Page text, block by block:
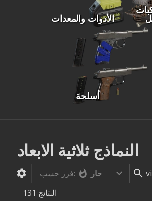
الأدوات والمعدات
أسلحة
النماذج ثلاثية الابعاد
فرز حسب:
حار
131 النتائج